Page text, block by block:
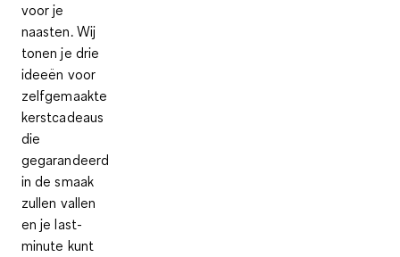
voor je
naasten. Wij
tonen je drie
ideeën voor
zelfgemaakte
kerstcadeaus
die
gegarandeerd
in de smaak
zullen vallen
en je last-
minute kunt